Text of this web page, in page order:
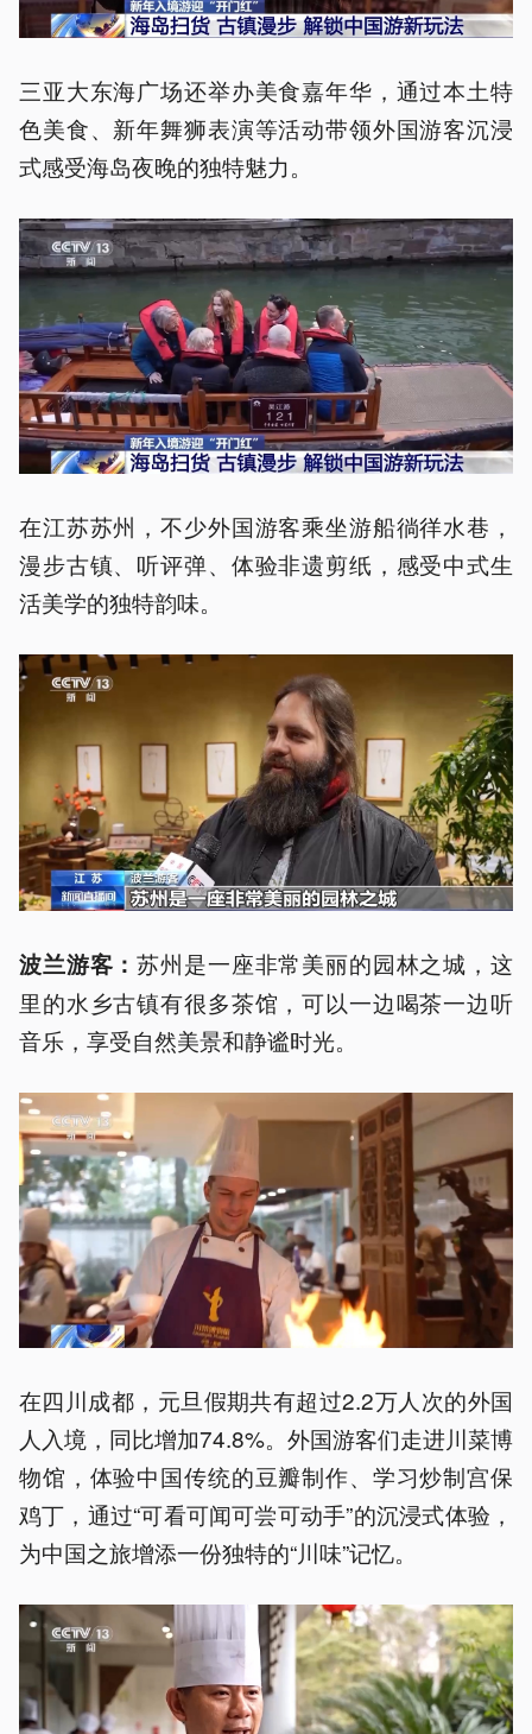
三亚大东海广场还举办美食嘉年华，通过本土特
色美食、新年舞狮表演等活动带领外国游客沉浸
式感受海岛夜晚的独特魅力。
在江苏苏州，不少外国游客乘坐游船徜徉水巷，
漫步古镇、听评弹、体验非遗剪纸，感受中式生
活美学的独特韵味。
波兰游客：苏州是一座非常美丽的园林之城，这
里的水乡古镇有很多茶馆，可以一边喝茶一边听
音乐，享受自然美景和静谧时光。
在四川成都，元旦假期共有超过2.2万人次的外国
人入境，同比增加74.8%。外国游客们走进川菜博
物馆，体验中国传统的豆瓣制作、学习炒制宫保
鸡丁，通过“可看可闻可尝可动手”的沉浸式体验，
为中国之旅增添一份独特的“川味”记忆。